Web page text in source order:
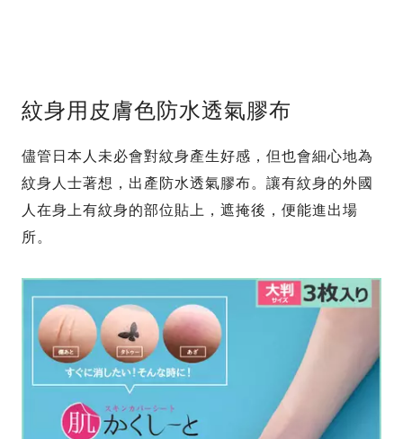
紋身用皮膚色防水透氣膠布
儘管日本人未必會對紋身產生好感，但也會細心地為
紋身人士著想，出產防水透氣膠布。讓有紋身的外國
人在身上有紋身的部位貼上，遮掩後，便能進出場
所。